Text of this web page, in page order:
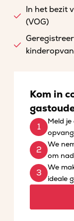
In het bezit
(VOG)
Kom in
Meld
We
om
We
ideale